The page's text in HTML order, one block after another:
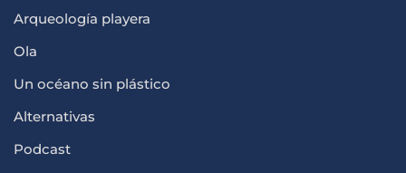
Arqueología playera
Ola
Un océano sin plástico
Alternativas
Podcast